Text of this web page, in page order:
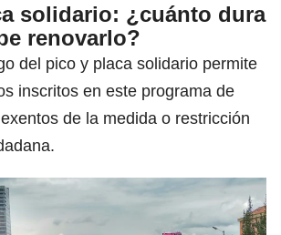
solidario: ¿cuánto dura
renovarlo?
del pico y placa solidario permite
inscritos en este programa de
de la medida o restricción